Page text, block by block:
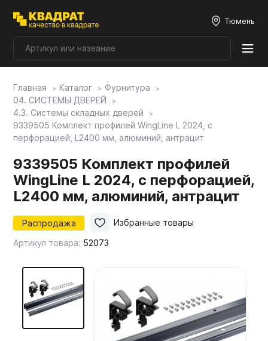
Тюмень
Плитные материалы
Фурнитура
Столешницы
Фасады
Мебельные образцы, каталоги
Главная Каталог
Фурнитура
04. СИСТЕМЫ ДВЕРЕЙ
4.3. Системы складных дверей
9339505 Комплект профилей WingLine L 2024, с
перфорацией, L2400 мм, алюминий, антрацит
9339505 Комплект профилей
WingLine L 2024, с перфорацией,
L2400 мм, алюминий, антрацит
Распродажа
Артикул товара: 52073
Избранные товары